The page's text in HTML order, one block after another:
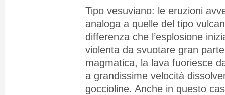
Tipo vesuviano: le eruzioni
analoga a quelle del tipo
differenza che l’esplosione
violenta da svuotare gran
magmatica, la lava fuoriesce
a grandissime velocità
goccioline. Anche in questo